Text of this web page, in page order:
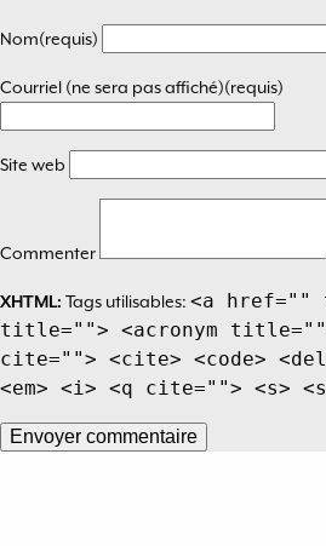
l’article
Nom(requis)
Courriel (ne sera pas affiché)(requis)
Site web
Commenter
XHTML: Tags utilisables: <a href=""
title=""> <acronym
cite=""> <cite> <code>
<em> <i> <q cite=""> <s>